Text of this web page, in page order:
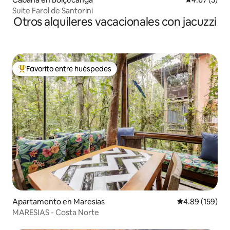
Suite Farol de Santorini
Otros alquileres vacacionales con jacuzzi
Favorito entre huéspedes preferido
Favorito entre huéspedes
Apartamento en Maresias Calificación
4.89 (159)
MARESIAS - Costa Norte